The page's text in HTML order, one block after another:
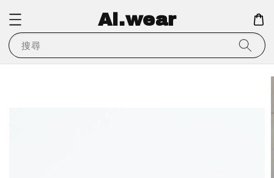
Ai.wear
搜尋